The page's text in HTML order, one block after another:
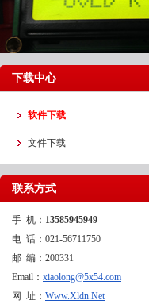
下载中心
软件下载
文件下载
联系方式
手 机： 13585945949
电 话：021-56711750
邮 编：200331
Email： xiaolong@5x54.com
网 址： Www.Xldn.Net